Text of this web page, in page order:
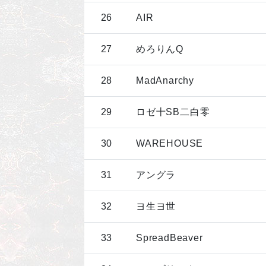
26 AIR
27 めろりんQ
28 MadAnarchy
29 ロゼ十SB二白零
30 WAREHOUSE
31 アングラ
32 ヨ生ヨ世
33 SpreadBeaver